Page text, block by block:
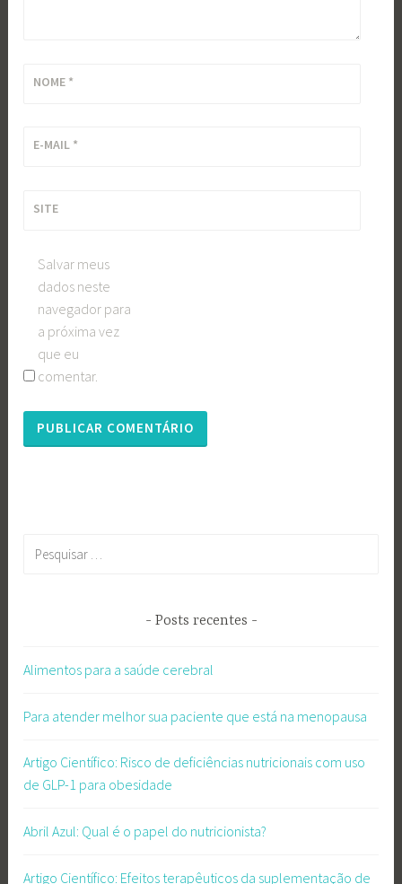
NOME *
E-MAIL *
SITE
Salvar meus
dados neste
navegador para
a próxima vez
que eu
comentar.
Posts recentes
Alimentos para a saúde cerebral
Para atender melhor sua paciente que está na menopausa
Artigo Científico: Risco de deficiências nutricionais com uso
de GLP-1 para obesidade
Abril Azul: Qual é o papel do nutricionista?
Artigo Científico: Efeitos terapêuticos da suplementação de